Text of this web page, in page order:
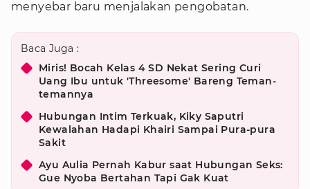
menyebar baru menjalakan pengobatan.
Baca Juga :
Miris! Bocah Kelas 4 SD Nekat Sering Curi
Uang Ibu untuk 'Threesome' Bareng Teman-
temannya
Hubungan Intim Terkuak, Kiky Saputri
Kewalahan Hadapi Khairi Sampai Pura-pura
Sakit
Ayu Aulia Pernah Kabur saat Hubungan Seks:
Gue Nyoba Bertahan Tapi Gak Kuat